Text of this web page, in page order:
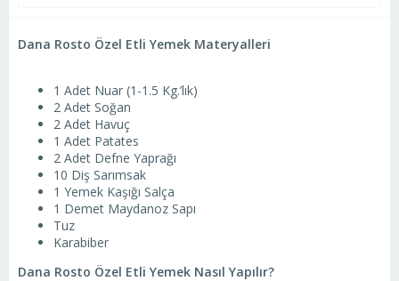
a
n
a
h
i
Dana Rosto Özel Etli Yemek Materyalleri
1 Adet Nuar (1-1.5 Kg.’lık)
2 Adet Soğan
2 Adet Havuç
1 Adet Patates
2 Adet Defne Yaprağı
10 Diş Sarımsak
1 Yemek Kaşığı Salça
1 Demet Maydanoz Sapı
Tuz
Karabiber
Dana Rosto Özel Etli Yemek Nasıl Yapılır?